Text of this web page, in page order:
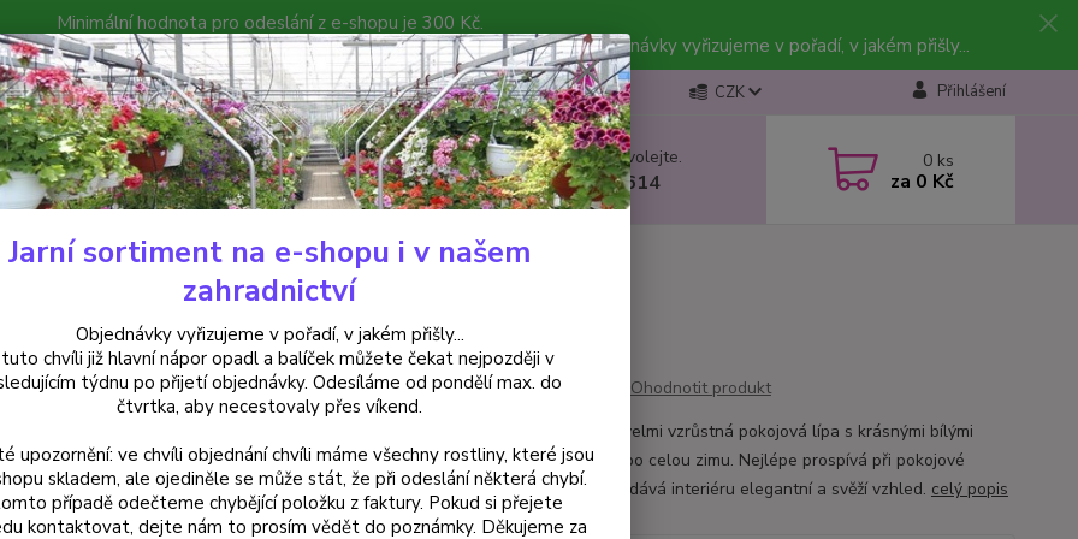
Minimální hodnota pro odeslání z e-shopu je 300 Kč.
můžete čekat nejpozději v následujícím týdnu po přijetí objednávky. Objednávky vyřizujeme v pořadí, v jakém přišly...
Poradna Kontakty CZK Přihlášení
Hledat Nevíte si rady? Zavolejte.
+420 602 223 614
0 ks
za 0 Kč
Balkónové rostliny Spermánie- pokojová lípa - 1 ks
pokojová lípa - 1 ks
Ohodnotit produkt
Spermánie bílá je velmi vzrůstná pokojová lípa s krásnými bílými
květy, která kvete po celou zimu. Nejlépe prospívá při pokojové
teplotě v bytě a dodává interiéru elegantní a svěží vzhled. celý popis
Jarní sortiment na e-shopu i v našem
zahradnictví
Objednávky vyřizujeme v pořadí, v jakém přišly...
chvíli již hlavní nápor opadl a balíček můžete čekat nejpozději v
týdnu po přijetí objednávky. Odesíláme od pondělí max. do
čtvrtka, aby necestovaly přes víkend.
upozornění: ve chvíli objednání chvíli máme všechny rostliny, které jsou
skladem, ale ojediněle se může stát, že při odeslání některá chybí.
případě odečteme chybějící položku z faktury. Pokud si přejete
kontaktovat, dejte nám to prosím vědět do poznámky. Děkujeme za